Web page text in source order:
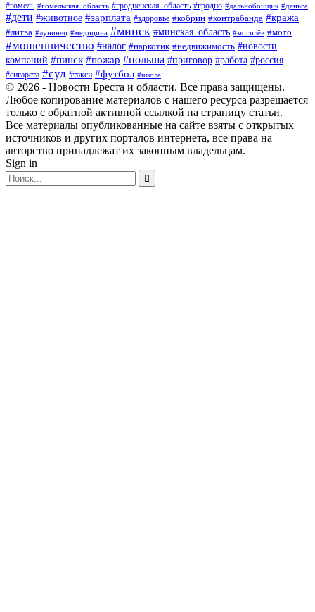
#гомель #гомельская_область #гродненская_область #гродно #дальнобойщик #деньга
#дети #животное #зарплата #здоровье #кобрин #контрабанда #кража
#литва #лунинец #медицина #минск #минская_область #могилёв #мото
#мошенничество #налог #наркотик #недвижимость #новости
компаний #пинск #пожар #польша #приговор #работа #россия
#сигарета #суд #такси #футбол #школа
© 2026 - Новости Бреста и области. Все права защищены.
Любое копирование материалов с нашего ресурса разрешается
только с обратной активной ссылкой на страницу статьи.
Все материалы опубликованные на сайте взяты с открытых
источников и других порталов интернета, все права на
авторство принадлежат их законным владельцам.
Sign in